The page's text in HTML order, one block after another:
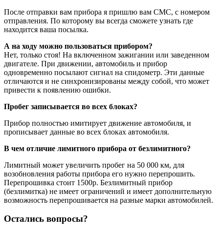
После отправки вам прибора я пришлю вам CMC, с номером
отправления. По которому вы всегда сможете узнать где
находится ваша посылка.
А на ходу можно пользоваться прибором?
Нет, только стоя! На включенном зажигании или заведенном
двигателе. При движении, автомобиль и прибор
одновременно посылают сигнал на спидометр. Эти данные
отличаются и не синхронизированы между собой, что может
привести к появлению ошибки.
Пробег записывается во всех блоках?
Прибор полностью имитирует движение автомобиля, и
прописывает данные во всех блоках автомобиля.
В чем отличие лимитного прибора от безлимитного?
Лимитный может увеличить пробег на 50 000 км, для
возобновления работы прибора его нужно перепрошить.
Перепрошивка стоит 1500р. Безлимитный прибор
(безлимитка) не имеет ограничений и имеет дополнительную
возможность перепрошивается на разные марки автомобилей.
Остались вопросы?